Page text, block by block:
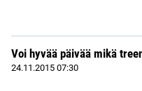
Voi hyvää päivää mikä
24.11.2015 07:30